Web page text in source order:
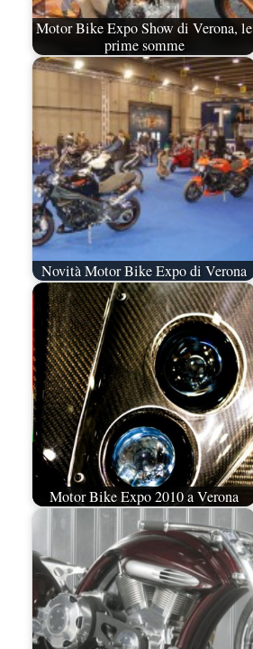
Motor Bike Expo Show di Verona, le
prime somme
Novità Motor Bike Expo di Verona
Motor Bike Expo 2010 a Verona